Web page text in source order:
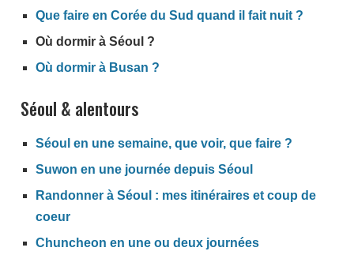
Que faire en Corée du Sud quand il fait nuit ?
Où dormir à Séoul ?
Où dormir à Busan ?
Séoul & alentours
Séoul en une semaine, que voir, que faire ?
Suwon en une journée depuis Séoul
Randonner à Séoul : mes itinéraires et coup de
coeur
Chuncheon en une ou deux journées